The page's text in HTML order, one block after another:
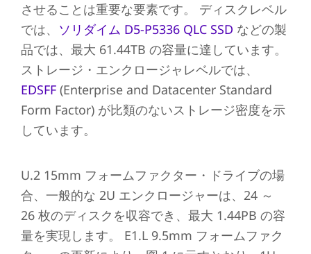
させることは重要な要素です。 ディスクレベル
では、 ソリダイム D5-P5336 QLC SSD などの製
品では、最大 61.44TB の容量に達しています。
ストレージ・エンクロージャレベルでは、
EDSFF(Enterprise and Datacenter Standard
Form Factor) が比類のないストレージ密度を示
しています。
U.2 15mm フォームファクター・ドライブの場
合、一般的な 2U エンクロージャーは、24 ～
26 枚のディスクを収容でき、最大 1.44PB の容
量を実現します。 E1.L 9.5mm フォームファク